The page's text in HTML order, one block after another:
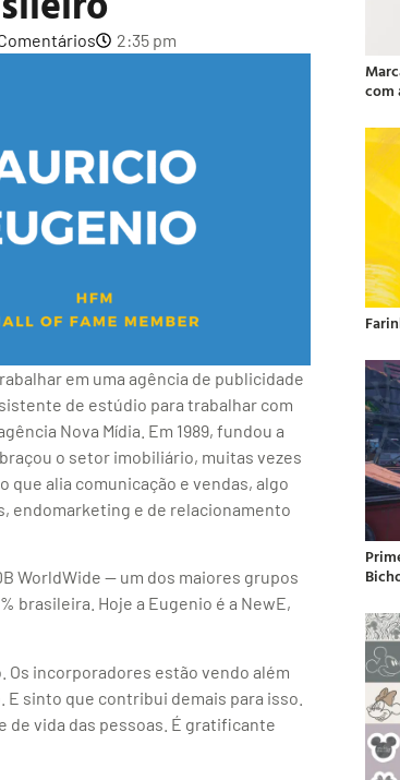
2:35 pm
em uma agência de publicidade
de estúdio para trabalhar com
Nova Mídia. Em 1989, fundou a
o setor imobiliário, muitas vezes
que alia comunicação e vendas, algo
endomarketing e de relacionamento
WorldWide — um dos maiores grupos
brasileira. Hoje a Eugenio é a NewE,
incorporadores estão vendo além
sinto que contribui demais para isso.
de vida das pessoas. É gratificante
com